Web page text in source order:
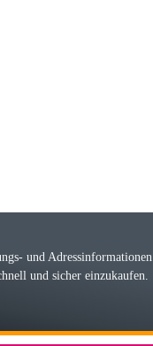
muss sich
und
und sicher einzukaufen.